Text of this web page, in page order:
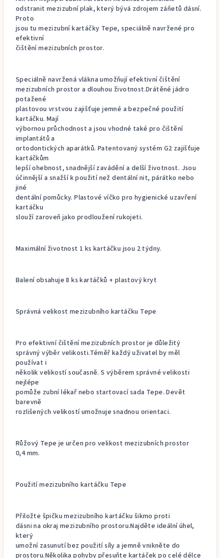
odstranit mezizubní plak, který bývá zdrojem záňetů dásní.
Proto
jsou tu mezizubní kartáčky Tepe, speciálně navržené pro
efektivní
čištění mezizubních prostor.
Speciálně navržená vlákna umožňují efektivní čištění
mezizubních prostor a dlouhou životnost.Drátěné jádro
potažené
plastovou vrstvou zajišťuje jemné a bezpečné použití
kartáčku. Mají
výbornou průchodnost a jsou vhodné také pro čištění
implantátů a
ortodontických aparátků. Patentovaný systém G2 zajišťuje
kartáčkům
lepší ohebnost, snadnější zavádění a delší životnost. Jsou
účinnější a snažší k použití než dentální nit, párátko nebo
jiné
dentální pomůcky. Plastové víčko pro hygienické uzavření
kartáčku
slouží zaroveň jako prodloužení rukojeti.
Maximální životnost 1 ks kartáčku jsou 2 týdny.
Balení obsahuje 8 ks kartáčků + plastový kryt
Správná velikost mezizubního kartáčku Tepe
Pro efektivní čištění mezizubních prostor je důležitý
správný výběr velikosti.Téměř každý uživatel by měl
používat i
několik velikostí současně. S výběrem správné velikosti
nejlépe
pomůže zubní lékař nebo startovací sada Tepe. Devět
barevně
rozlišených velikostí umožnuje snadnou orientaci.
Růžový Tepe je určen pro velikost mezizubních prostor
0,4 mm.
Použití mezizubního kartáčku Tepe
Přiložte špičku mezizubního kartáčku šikmo proti
dásni na okraj mezizubního prostoru.Najděte ideální úhel,
který
umožní zasunutí bez použití síly a jemně vnikněte do
prostoru.Několika pohyby přesuňte kartáček po celé délce